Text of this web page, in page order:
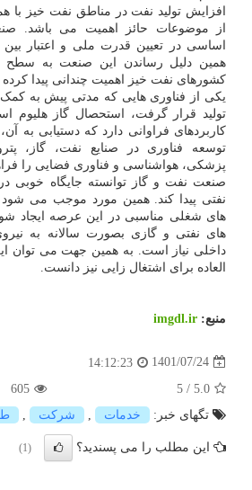
افزایش تولید نفت در مناطق نفت خیز با
از موضوعات حائز اهمیت می باشد.
اساسی در تعیین قدرت ملی و اعتبار بین
همین دلیل رساندن این صنعت به سطح
کشورهای نفت خیز اهمیت چندانی پیدا
یکی از فناوری هایی که مدتی پیش به
تولید قرار گرفت، استحصال گاز هلیوم
کاربردهای فراوانی دارد که دستیابی به
توسعه فناوری در صنایع نفت، گاز،
پزشکی، هواشناسی و فناوری فضایی را
صنعت نفت و گاز توانسته جایگاه خوبی
نفتی پیدا کند. همین مورد موجب می
های شغلی مناسبی در این عرصه ایجاد
های نفتی و گازی بصورت سالانه به
داخلی نیاز است. به همین جهت می توان
العاده برای اشتغال زایی نیز دانست.
منبع: imgdl.ir
1401/07/24
14:12:23
5.0
/
5
605
تگهای خبر:
خدمات شركت
این مطلب را می پسندید؟ (1)